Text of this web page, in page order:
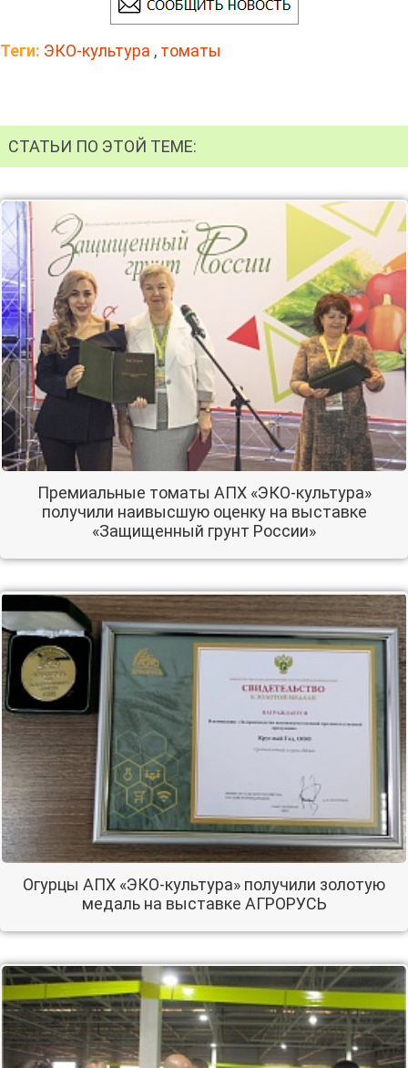
Теги: ЭКО-культура , томаты
СТАТЬИ ПО ЭТОЙ ТЕМЕ:
Премиальные томаты АПХ «ЭКО-культура»
получили наивысшую оценку на выставке
«Защищенный грунт России»
Огурцы АПХ «ЭКО-культура» получили золотую
медаль на выставке АГРОРУСЬ